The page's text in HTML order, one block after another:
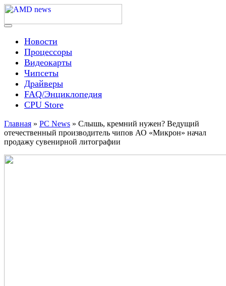
Skip
content
AMD news
Menu
Новости
Процессоры
Видеокарты
Чипсеты
Драйверы
FAQ/Энциклопедия
CPU Store
Главная » PC News » Слышь, кремний нужен? Ведущий
отечественный производитель чипов АО «Микрон» начал
продажу сувенирной литографии